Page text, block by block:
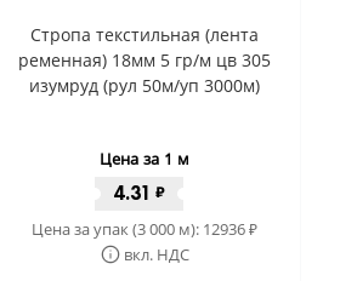
Стропа текстильная (лента
ременная) 18мм 5 гр/м цв 305
изумруд (рул 50м/уп 3000м)
Цена за 1 м
4.31 ₽
Цена за упак (3 000 м): 12936₽
вкл. НДС